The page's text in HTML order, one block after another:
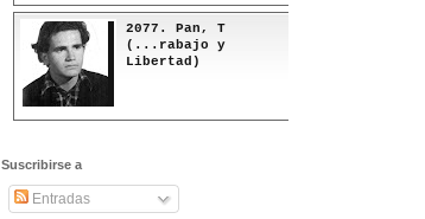
2077. Pan, T
(...rabajo y
Libertad)
Suscribirse a
Entradas